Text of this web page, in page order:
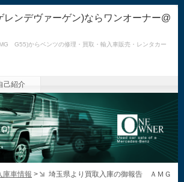
レンデヴァーゲン)ならワンオーナー@
G55)からベンツの修理・買取・輸入車販売・レンタカー
己紹介
庫車情報 >
埼玉県より買取入庫の御報告 ＡＭＧ